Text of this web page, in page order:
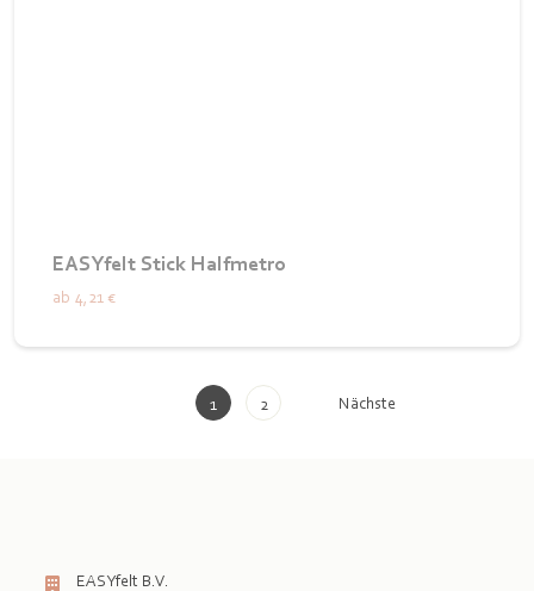
EASYfelt Stick Halfmetro
ab 4,21 €
1 2 Nächste
EASYfelt B.V.